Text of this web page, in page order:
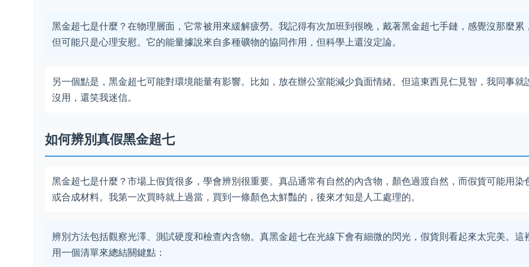
黑金超七是什麼？在物理層面，它常被用來緩解疲勞。我記得有次加班到很晚，戴著黑金超七手鏈，感覺沒那麼累
但可能只是心理安慰。它的能量據說來自多種礦物的協同作用，但科學上還沒定論。
另一個點是，黑金超七可能對環境能量有影響。比如，放在辦公室能減少負面情緒。但這東西見仁見智，我同事就
沒用，還笑我迷信。
如何辨別真假黑金超七
黑金超七是什麼？市場上假貨很多，學會辨別很重要。真品通常有自然的內含物，顏色過渡自然，而假貨可能用染
或合成材料。我第一次買時就上過當，買到一條顏色太鮮豔的，後來才知是人工處理的。
辨別方法包括觀察光澤、測試硬度和檢查內含物。真黑金超七在光線下會有細微的閃光，假貨則看起來太完美。這
用一個清單來總結關鍵點：